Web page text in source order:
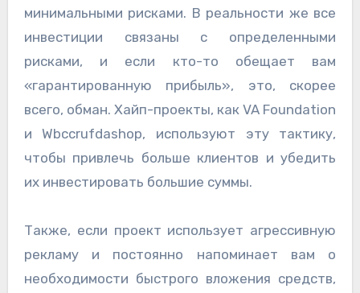
минимальными рисками. В реальности же все
инвестиции связаны с определенными
рисками, и если кто-то обещает вам
«гарантированную прибыль», это, скорее
всего, обман. Хайп-проекты, как VA Foundation
и Wbccrufdashop, используют эту тактику,
чтобы привлечь больше клиентов и убедить
их инвестировать большие суммы.
Также, если проект использует агрессивную
рекламу и постоянно напоминает вам о
необходимости быстрого вложения средств,